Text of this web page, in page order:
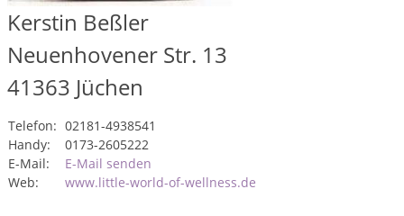
Kerstin Beßler
Neuenhovener Str. 13
41363 Jüchen
Telefon: 02181-4938541
Handy:
0173-2605222
E-Mail:
E-Mail senden
Web:
www.little-world-of-wellness.de